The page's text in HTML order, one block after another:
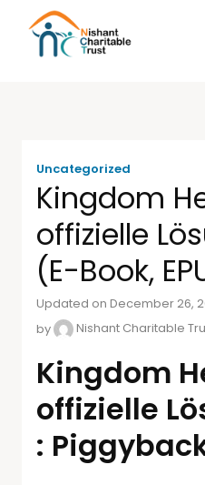
Uncategorized
Kingdom
offizielle
(E-Book,
Updated on December 26,
by
Nishant Charitable
Kingdom
offizielle
: